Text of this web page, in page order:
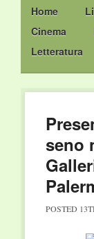
Main menu
Skip
to
content
Home
Cinema
Letteratura
seno
POSTED